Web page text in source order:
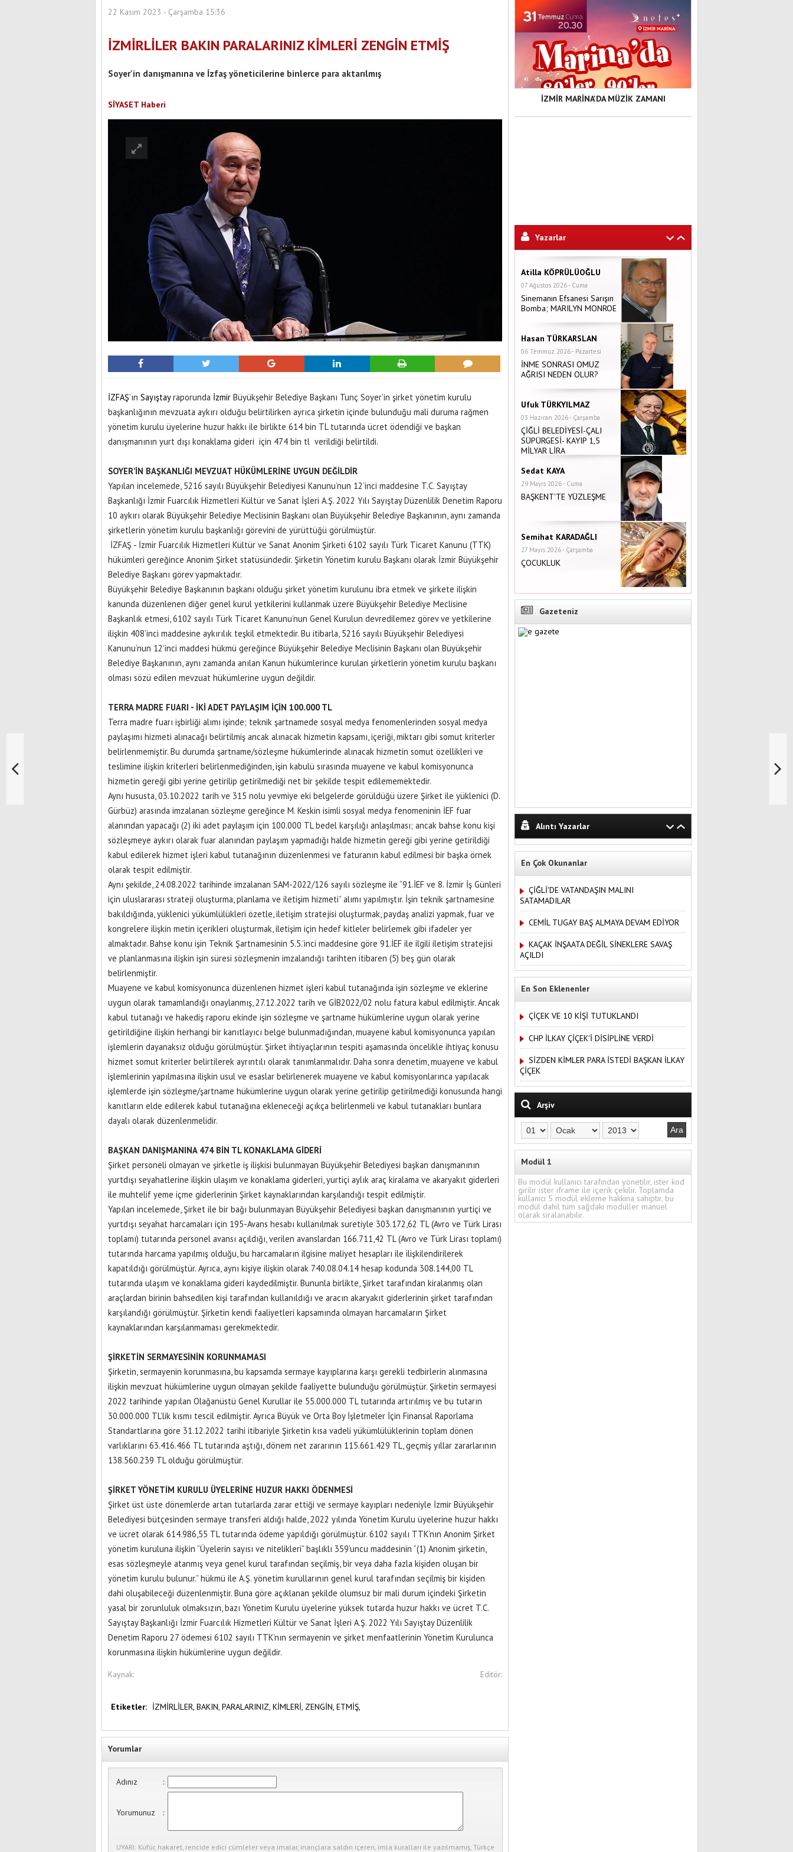
22 Kasım 2023 - Çarşamba 15:36
İZMİRLİLER BAKIN PARALARINIZ KİMLERİ ZENGİN ETMİŞ
Soyer'in danışmanına ve İzfaş yöneticilerine binlerce para aktarılmış
SİYASET Haberi
İZFAŞ’ın Sayıştayraporunda İzmir Büyükşehir Belediye Başkanı Tunç Soyer’in şirket yönetim kurulu
başkanlığının mevzuata aykırı olduğu belirtilirken ayrıca şirketin içinde bulunduğu mali duruma rağmen
yönetim kurulu üyelerine huzur hakkı ile birlikte 614 bin TL tutarında ücret ödendiği ve başkan
danışmanının yurt dışı konaklama gideri için 474 bin tl verildiği belirtildi.
SOYER’İN BAŞKANLIĞI MEVZUAT HÜKÜMLERİNE UYGUN DEĞİLDİR
Yapılan incelemede, 5216 sayılı Büyükşehir Belediyesi Kanunu’nun 12’inci maddesine T.C. Sayıştay
Başkanlığı İzmir Fuarcılık Hizmetleri Kültür ve Sanat İşleri A.Ş. 2022 Yılı Sayıştay Düzenlilik Denetim Raporu
10 aykırı olarak Büyükşehir Belediye Meclisinin Başkanı olan Büyükşehir Belediye Başkanının, aynı zamanda
şirketlerin yönetim kurulu başkanlığı görevini de yürüttüğü görülmüştür.
İZFAŞ - İzmir Fuarcılık Hizmetleri Kültür ve Sanat Anonim Şirketi 6102 sayılı Türk Ticaret Kanunu (TTK)
hükümleri gereğince Anonim Şirket statüsündedir. Şirketin Yönetim kurulu Başkanı olarak İzmir Büyükşehir
Belediye Başkanı görev yapmaktadır.
Büyükşehir Belediye Başkanının başkanı olduğu şirket yönetim kurulunu ibra etmek ve şirkete ilişkin
kanunda düzenlenen diğer genel kurul yetkilerini kullanmak üzere Büyükşehir Belediye Meclisine
Başkanlık etmesi, 6102 sayılı Türk Ticaret Kanunu’nun Genel Kurulun devredilemez görev ve yetkilerine
ilişkin 408’inci maddesine aykırılık teşkil etmektedir. Bu itibarla, 5216 sayılı Büyükşehir Belediyesi
Kanunu’nun 12’inci maddesi hükmü gereğince Büyükşehir Belediye Meclisinin Başkanı olan Büyükşehir
Belediye Başkanının, aynı zamanda anılan Kanun hükümlerince kurulan şirketlerin yönetim kurulu başkanı
olması sözü edilen mevzuat hükümlerine uygun değildir.
TERRA MADRE FUARI - İKİ ADET PAYLAŞIM İÇİN 100.000 TL
Terra madre fuarı işbirliği alımı işinde; teknik şartnamede sosyal medya fenomenlerinden sosyal medya
paylaşımı hizmeti alınacağı belirtilmiş ancak alınacak hizmetin kapsamı, içeriği, miktarı gibi somut kriterler
belirlenmemiştir. Bu durumda şartname/sözleşme hükümlerinde alınacak hizmetin somut özellikleri ve
teslimine ilişkin kriterleri belirlenmediğinden, işin kabulü sırasında muayene ve kabul komisyonunca
hizmetin gereği gibi yerine getirilip getirilmediği net bir şekilde tespit edilememektedir.
Aynı hususta, 03.10.2022 tarih ve 315 nolu yevmiye eki belgelerde görüldüğü üzere Şirket ile yüklenici (D.
Gürbüz) arasında imzalanan sözleşme gereğince M. Keskin isimli sosyal medya fenomeninin İEF fuar
alanından yapacağı (2) iki adet paylaşım için 100.000 TL bedel karşılığı anlaşılması; ancak bahse konu kişi
sözleşmeye aykırı olarak fuar alanından paylaşım yapmadığı halde hizmetin gereği gibi yerine getirildiği
kabul edilerek hizmet işleri kabul tutanağının düzenlenmesi ve faturanın kabul edilmesi bir başka örnek
olarak tespit edilmiştir.
Aynı şekilde, 24.08.2022 tarihinde imzalanan SAM-2022/126 sayılı sözleşme ile “91.İEF ve 8. İzmir İş Günleri
için uluslararası strateji oluşturma, planlama ve iletişim hizmeti” alımı yapılmıştır. İşin teknik şartnamesine
bakıldığında, yüklenici yükümlülükleri özetle, iletişim stratejisi oluşturmak, paydaş analizi yapmak, fuar ve
kongrelere ilişkin metin içerikleri oluşturmak, iletişim için hedef kitleler belirlemek gibi ifadeler yer
almaktadır. Bahse konu işin Teknik Şartnamesinin 5.5.’inci maddesine göre 91.İEF ile ilgili iletişim stratejisi
ve planlanmasına ilişkin işin süresi sözleşmenin imzalandığı tarihten itibaren (5) beş gün olarak
belirlenmiştir.
Muayene ve kabul komisyonunca düzenlenen hizmet işleri kabul tutanağında işin sözleşme ve eklerine
uygun olarak tamamlandığı onaylanmış, 27.12.2022 tarih ve GİB2022/02 nolu fatura kabul edilmiştir. Ancak
kabul tutanağı ve hakediş raporu ekinde işin sözleşme ve şartname hükümlerine uygun olarak yerine
getirildiğine ilişkin herhangi bir kanıtlayıcı belge bulunmadığından, muayene kabul komisyonunca yapılan
işlemlerin dayanaksız olduğu görülmüştür. Şirket ihtiyaçlarının tespiti aşamasında öncelikle ihtiyaç konusu
hizmet somut kriterler belirtilerek ayrıntılı olarak tanımlanmalıdır. Daha sonra denetim, muayene ve kabul
işlemlerinin yapılmasına ilişkin usul ve esaslar belirlenerek muayene ve kabul komisyonlarınca yapılacak
işlemlerde işin sözleşme/şartname hükümlerine uygun olarak yerine getirilip getirilmediği konusunda hangi
kanıtların elde edilerek kabul tutanağına ekleneceği açıkça belirlenmeli ve kabul tutanakları bunlara
dayalı olarak düzenlenmelidir.
BAŞKAN DANIŞMANINA 474 BİN TL KONAKLAMA GİDERİ
Şirket personeli olmayan ve şirketle iş ilişkisi bulunmayan Büyükşehir Belediyesi başkan danışmanının
yurtdışı seyahatlerine ilişkin ulaşım ve konaklama giderleri, yurtiçi aylık araç kiralama ve akaryakıt giderleri
ile muhtelif yeme içme giderlerinin Şirket kaynaklarından karşılandığı tespit edilmiştir.
Yapılan incelemede, Şirket ile bir bağı bulunmayan Büyükşehir Belediyesi başkan danışmanının yurtiçi ve
yurtdışı seyahat harcamaları için 195-Avans hesabı kullanılmak suretiyle 303.172,62 TL (Avro ve Türk Lirası
toplamı) tutarında personel avansı açıldığı, verilen avanslardan 166.711,42 TL (Avro ve Türk Lirası toplamı)
tutarında harcama yapılmış olduğu, bu harcamaların ilgisine maliyet hesapları ile ilişkilendirilerek
kapatıldığı görülmüştür. Ayrıca, aynı kişiye ilişkin olarak 740.08.04.14 hesap kodunda 308.144,00 TL
tutarında ulaşım ve konaklama gideri kaydedilmiştir. Bununla birlikte, Şirket tarafından kiralanmış olan
araçlardan birinin bahsedilen kişi tarafından kullanıldığı ve aracın akaryakıt giderlerinin şirket tarafından
karşılandığı görülmüştür. Şirketin kendi faaliyetleri kapsamında olmayan harcamaların Şirket
kaynaklarından karşılanmaması gerekmektedir.
ŞİRKETİN SERMAYESİNİN KORUNMAMASI
Şirketin, sermayenin korunmasına, bu kapsamda sermaye kayıplarına karşı gerekli tedbirlerin alınmasına
ilişkin mevzuat hükümlerine uygun olmayan şekilde faaliyette bulunduğu görülmüştür. Şirketin sermayesi
2022 tarihinde yapılan Olağanüstü Genel Kurullar ile 55.000.000 TL tutarında artırılmış ve bu tutarın
30.000.000 TL’lik kısmı tescil edilmiştir. Ayrıca Büyük ve Orta Boy İşletmeler İçin Finansal Raporlama
Standartlarına göre 31.12.2022 tarihi itibariyle Şirketin kısa vadeli yükümlülüklerinin toplam dönen
varlıklarını 63.416.466 TL tutarında aştığı, dönem net zararının 115.661.429 TL, geçmiş yıllar zararlarının
138.560.239 TL olduğu görülmüştür.
ŞİRKET YÖNETİM KURULU ÜYELERİNE HUZUR HAKKI ÖDENMESİ
Şirket üst üste dönemlerde artan tutarlarda zarar ettiği ve sermaye kayıpları nedeniyle İzmir Büyükşehir
Belediyesi bütçesinden sermaye transferi aldığı halde, 2022 yılında Yönetim Kurulu üyelerine huzur hakkı
ve ücret olarak 614.986,55 TL tutarında ödeme yapıldığı görülmüştür. 6102 sayılı TTK’nın Anonim Şirket
yönetim kuruluna ilişkin “Üyelerin sayısı ve nitelikleri” başlıklı 359’uncu maddesinin “(1) Anonim şirketin,
esas sözleşmeyle atanmış veya genel kurul tarafından seçilmiş, bir veya daha fazla kişiden oluşan bir
yönetim kurulu bulunur.” hükmü ile A.Ş. yönetim kurullarının genel kurul tarafından seçilmiş bir kişiden
dahi oluşabileceği düzenlenmiştir. Buna göre açıklanan şekilde olumsuz bir mali durum içindeki Şirketin
yasal bir zorunluluk olmaksızın, bazı Yönetim Kurulu üyelerine yüksek tutarda huzur hakkı ve ücret T.C.
Sayıştay Başkanlığı İzmir Fuarcılık Hizmetleri Kültür ve Sanat İşleri A.Ş. 2022 Yılı Sayıştay Düzenlilik
Denetim Raporu 27 ödemesi 6102 sayılı TTK’nın sermayenin ve şirket menfaatlerinin Yönetim Kurulunca
korunmasına ilişkin hükümlerine uygun değildir.
Kaynak: Editör:
Etiketler: İZMİRLİLER, BAKIN, PARALARINIZ, KİMLERİ, ZENGİN, ETMİŞ,
Yorumlar
Adınız :
Yorumunuz :
UYARI: Küfür, hakaret, rencide edici cümleler veya imalar, inançlara saldırı içeren, imla kuralları ile yazılmamış, Türkçe
İZMİR MARİNA'DA MÜZİK ZAMANI
Yazarlar
Atilla KÖPRÜLÜOĞLU
07 Ağustos 2026 - Cuma
Sinemanın Efsanesi Sarışın
Bomba; MARILYN MONROE
Hasan TÜRKARSLAN
06 Temmuz 2026 - Pazartesi
İNME SONRASI OMUZ
AĞRISI NEDEN OLUR?
Ufuk TÜRKYILMAZ
03 Haziran 2026 - Çarşamba
ÇİĞLİ BELEDİYESİ-ÇALI
SÜPÜRGESİ- KAYIP 1,5
MİLYAR LİRA
Sedat KAYA
29 Mayıs 2026 - Cuma
BAŞKENT'TE YÜZLEŞME
Semihat KARADAĞLI
27 Mayıs 2026 - Çarşamba
ÇOCUKLUK
Gazeteniz
Alıntı Yazarlar
En Çok Okunanlar
ÇİĞLİ'DE VATANDAŞIN MALINI
SATAMADILAR
CEMİL TUGAY BAŞ ALMAYA DEVAM EDİYOR
KAÇAK İNŞAATA DEĞİL SİNEKLERE SAVAŞ
AÇILDI
En Son Eklenenler
ÇİÇEK VE 10 KİŞİ TUTUKLANDI
CHP İLKAY ÇİÇEK'İ DİSİPLİNE VERDİ
SİZDEN KİMLER PARA İSTEDİ BAŞKAN İLKAY
ÇİÇEK
Arşiv
Modül 1
Bu modül kullanıcı tarafından yönetilir, ister kod
girilir ister iframe ile içerik çekilir. Toplamda
kullanıcı 5 modül ekleme hakkına sahiptir, bu
modül dahil tüm sağdaki modüller manuel
olarak sıralanabilir.